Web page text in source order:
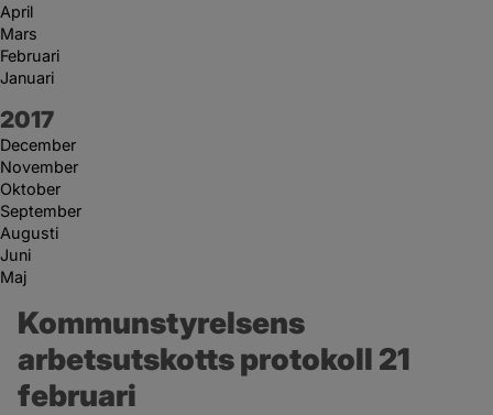
April
Mars
Februari
Januari
År:
2017
December
November
Oktober
September
Augusti
Juni
Maj
Kommunstyrelsens
arbetsutskotts protokoll 21
februari